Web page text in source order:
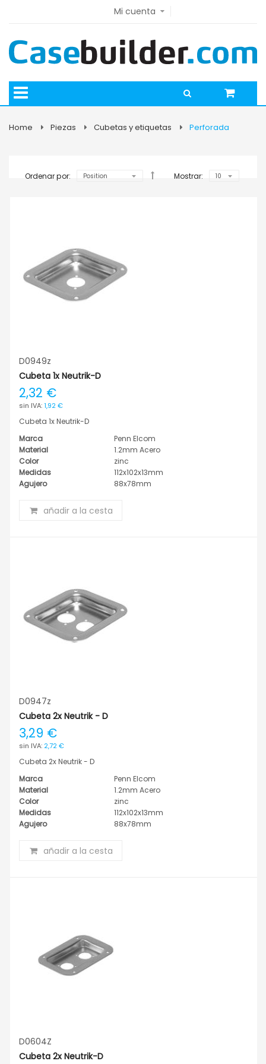
Mi cuenta
Home Piezas Cubetas y etiquetas Perforada
Ordenar por: Mostrar:
D0949z
Cubeta 1x Neutrik-D
2,32 €
1,92 €
Cubeta 1x Neutrik-D
Marca
Penn Elcom
Material
1.2mm Acero
Color
zinc
Medidas
112x102x13mm
Agujero
88x78mm
añadir a la cesta
D0947z
Cubeta 2x Neutrik - D
3,29 €
2,72 €
Cubeta 2x Neutrik - D
Marca
Penn Elcom
Material
1.2mm Acero
Color
zinc
Medidas
112x102x13mm
Agujero
88x78mm
añadir a la cesta
D0604Z
Cubeta 2x Neutrik-D